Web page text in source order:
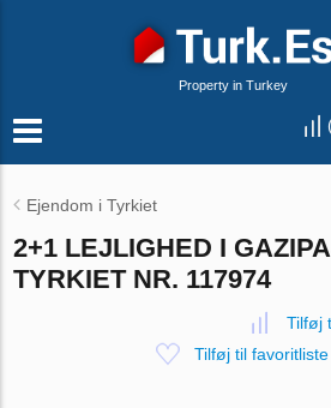
Property in Turkey
Ejendom i Tyrkiet
2+1 LEJLIGHED I
TYRKIET NR. 117974
Tilføj
Tilføj til favoritliste